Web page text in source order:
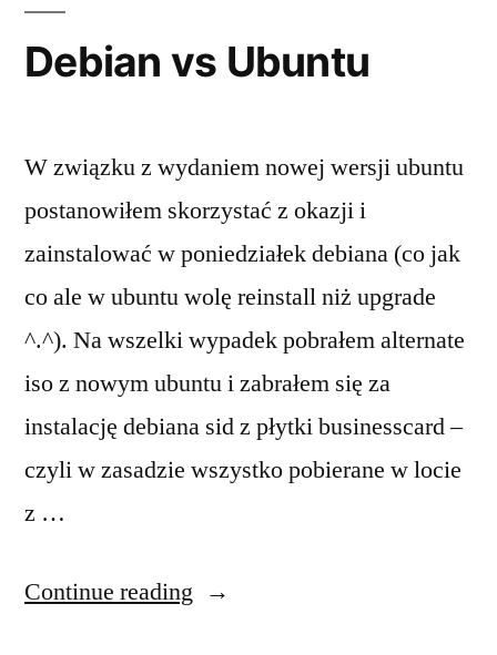
Debian vs Ubuntu
W związku z wydaniem nowej wersji ubuntu
postanowiłem skorzystać z okazji i
zainstalować w poniedziałek debiana (co jak
co ale w ubuntu wolę reinstall niż upgrade
^.^). Na wszelki wypadek pobrałem alternate
iso z nowym ubuntu i zabrałem się za
instalację debiana sid z płytki businesscard –
czyli w zasadzie wszystko pobierane w locie
z …
Continue reading “Debian